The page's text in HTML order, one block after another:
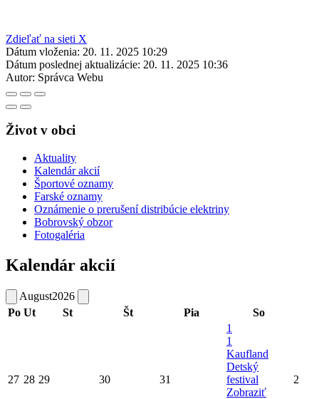
Zdieľať na sieti X
Dátum vloženia: 20. 11. 2025 10:29
Dátum poslednej aktualizácie: 20. 11. 2025 10:36
Autor: Správca Webu
Život v obci
Aktuality
Kalendár akcií
Športové oznamy
Farské oznamy
Oznámenie o prerušení distribúcie elektriny
Bobrovský obzor
Fotogaléria
Kalendár akcií
August2026
Po Ut St Št Pia So
27 28 29 30 31
1
1
Kaufland
Detský
festival
Zobraziť
2